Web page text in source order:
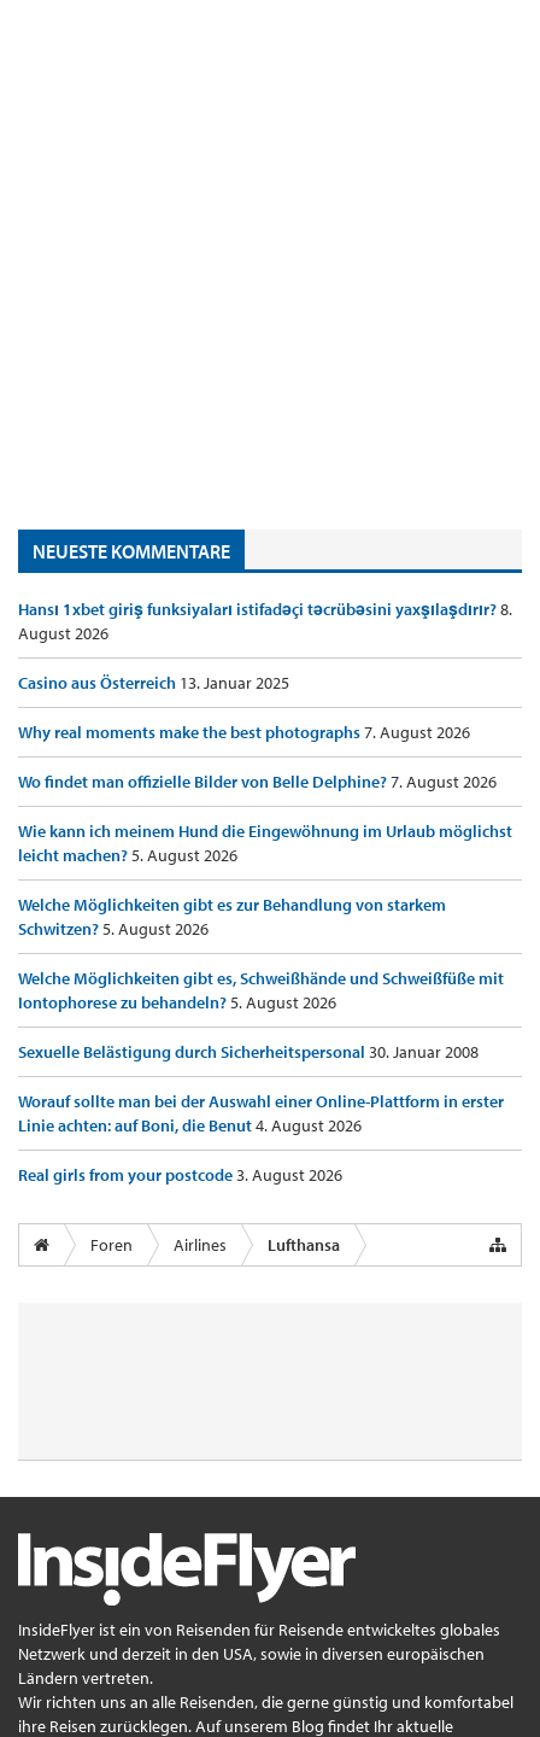
NEUESTE KOMMENTARE
Hansı 1xbet giriş funksiyaları istifadəçi təcrübəsini yaxşılaşdırır?8.
August 2026
Casino aus Österreich 13. Januar 2025
Why real moments make the best photographs7. August 2026
Wo findet man offizielle Bilder von Belle Delphine?7. August 2026
Wie kann ich meinem Hund die Eingewöhnung im Urlaub möglichst
leicht machen?5. August 2026
Welche Möglichkeiten gibt es zur Behandlung von starkem
Schwitzen?5. August 2026
Welche Möglichkeiten gibt es, Schweißhände und Schweißfüße mit
Iontophorese zu behandeln?5. August 2026
Sexuelle Belästigung durch Sicherheitspersonal 30. Januar 2008
Worauf sollte man bei der Auswahl einer Online-Plattform in erster
Linie achten: auf Boni, die Benut4. August 2026
Real girls from your postcode3. August 2026
Foren Airlines Lufthansa
InsideFlyer ist ein von Reisenden für Reisende entwickeltes globales
Netzwerk und derzeit in den USA, sowie in diversen europäischen
Ländern vertreten.
Wir richten uns an alle Reisenden, die gerne günstig und komfortabel
ihre Reisen zurücklegen. Auf unserem Blog findet Ihr aktuelle